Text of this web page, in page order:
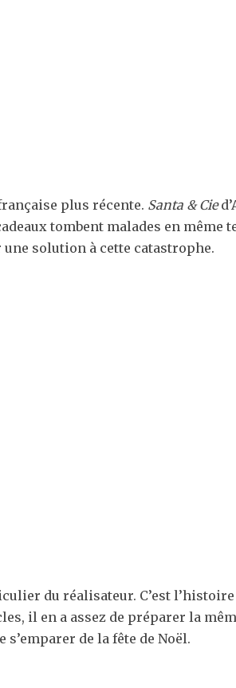
plus récente. Santa & Cie
tombent malades en même
solution à cette catastrophe.
du réalisateur. C’est
il en a assez de préparer la
s’emparer de la fête de Noël.